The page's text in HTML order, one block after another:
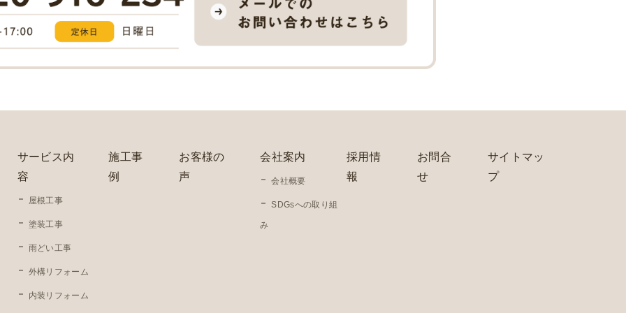
サービス内
容
屋根工事
塗装工事
雨どい工事
外構リフォーム
内装リフォーム
施工事
例
お客様の
声
会社案内
会社概要
SDGsへの取り組
み
採用情
報
お問合
せ
サイトマッ
プ